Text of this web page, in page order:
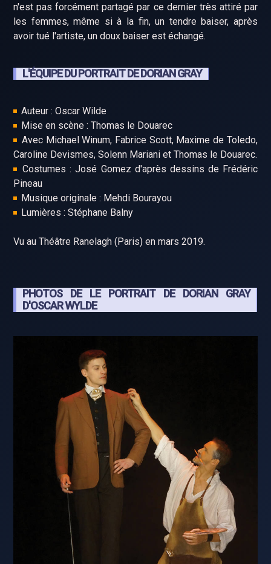
n'est pas forcément partagé par ce dernier très attiré par
les femmes, même si à la fin, un tendre baiser, après
avoir tué l'artiste, un doux baiser est échangé.
L'ÉQUIPE DU PORTRAIT DE DORIAN GRAY
Auteur : Oscar Wilde
Mise en scène : Thomas le Douarec
Avec Michael Winum, Fabrice Scott, Maxime de Toledo,
Caroline Devismes, Solenn Mariani et Thomas le Douarec.
Costumes : José Gomez d'après dessins de Frédéric
Pineau
Musique originale : Mehdi Bourayou
Lumières : Stéphane Balny
Vu au Théâtre Ranelagh (Paris) en mars 2019.
PHOTOS DE LE PORTRAIT DE DORIAN GRAY
D'OSCAR WYLDE